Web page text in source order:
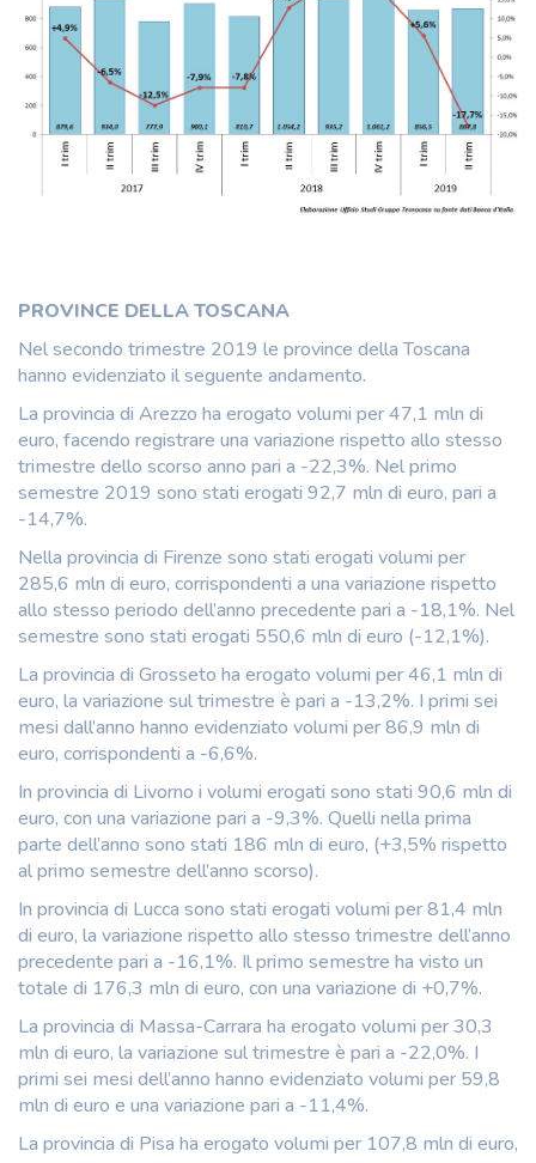
PROVINCE DELLA TOSCANA
Nel secondo trimestre 2019 le province della Toscana
hanno evidenziato il seguente andamento.
La provincia di Arezzo ha erogato volumi per 47,1 mln di
euro, facendo registrare una variazione rispetto allo stesso
trimestre dello scorso anno pari a -22,3%. Nel primo
semestre 2019 sono stati erogati 92,7 mln di euro, pari a
-14,7%.
Nella provincia di Firenze sono stati erogati volumi per
285,6 mln di euro, corrispondenti a una variazione rispetto
allo stesso periodo dell’anno precedente pari a -18,1%. Nel
semestre sono stati erogati 550,6 mln di euro (-12,1%).
La provincia di Grosseto ha erogato volumi per 46,1 mln di
euro, la variazione sul trimestre è pari a -13,2%. I primi sei
mesi dall’anno hanno evidenziato volumi per 86,9 mln di
euro, corrispondenti a -6,6%.
In provincia di Livorno i volumi erogati sono stati 90,6 mln di
euro, con una variazione pari a -9,3%. Quelli nella prima
parte dell’anno sono stati 186 mln di euro, (+3,5% rispetto
al primo semestre dell’anno scorso).
In provincia di Lucca sono stati erogati volumi per 81,4 mln
di euro, la variazione rispetto allo stesso trimestre dell’anno
precedente pari a -16,1%. Il primo semestre ha visto un
totale di 176,3 mln di euro, con una variazione di +0,7%.
La provincia di Massa-Carrara ha erogato volumi per 30,3
mln di euro, la variazione sul trimestre è pari a -22,0%. I
primi sei mesi dell’anno hanno evidenziato volumi per 59,8
mln di euro e una variazione pari a -11,4%.
La provincia di Pisa ha erogato volumi per 107,8 mln di euro,